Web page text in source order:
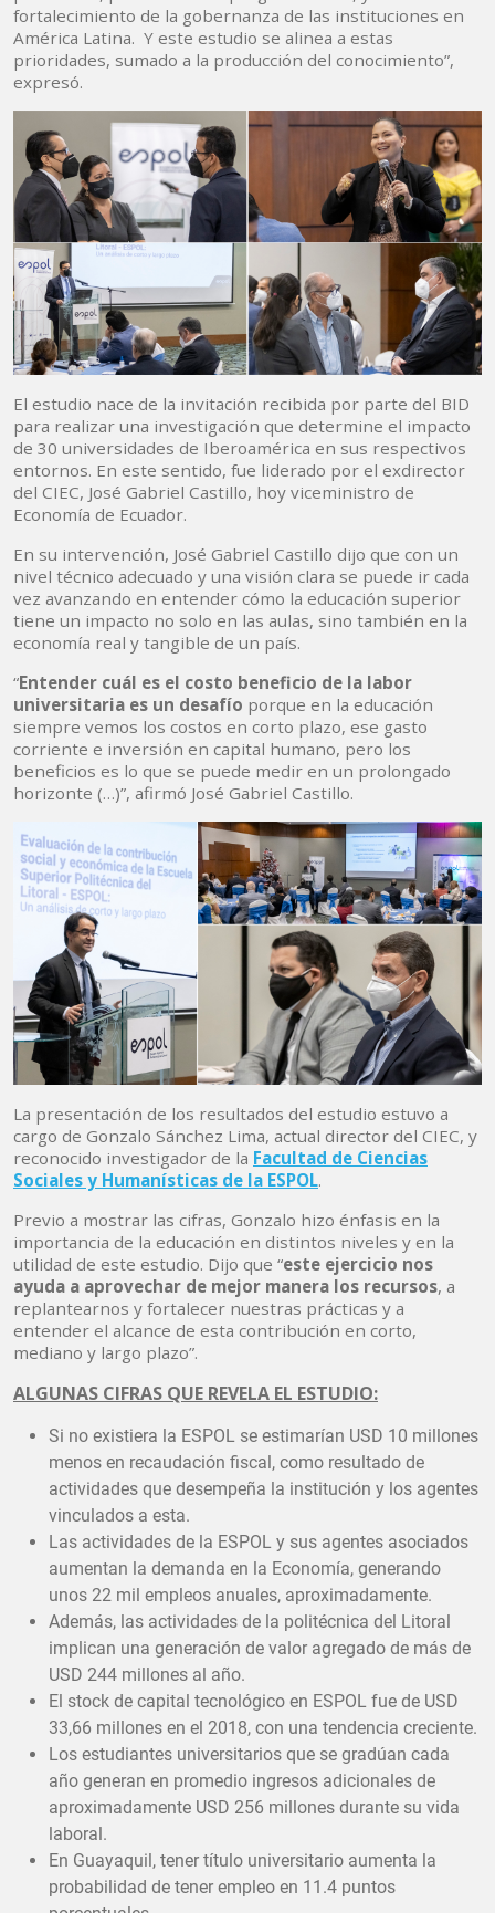
fortalecimiento de la gobernanza de las instituciones en
América Latina. Y este estudio se alinea a estas
prioridades, sumado a la producción del conocimiento”,
expresó.
El estudio nace de la invitación recibida por parte del BID
para realizar una investigación que determine el impacto
de 30 universidades de Iberoamérica en sus respectivos
entornos. En este sentido, fue liderado por el exdirector
del CIEC, José Gabriel Castillo, hoy viceministro de
Economía de Ecuador.
En su intervención, José Gabriel Castillo dijo que con un
nivel técnico adecuado y una visión clara se puede ir cada
vez avanzando en entender cómo la educación superior
tiene un impacto no solo en las aulas, sino también en la
economía real y tangible de un país.
“Entender cuál es el costo beneficio de la labor
universitaria es un desafío porque en la educación
siempre vemos los costos en corto plazo, ese gasto
corriente e inversión en capital humano, pero los
beneficios es lo que se puede medir en un prolongado
horizonte (…)”, afirmó José Gabriel Castillo.
La presentación de los resultados del estudio estuvo a
cargo de Gonzalo Sánchez Lima, actual director del CIEC, y
reconocido investigador de la Facultad de Ciencias
Sociales y Humanísticas de la ESPOL.
Previo a mostrar las cifras, Gonzalo hizo énfasis en la
importancia de la educación en distintos niveles y en la
utilidad de este estudio. Dijo que “este ejercicio nos
ayuda a aprovechar de mejor manera los recursos, a
replantearnos y fortalecer nuestras prácticas y a
entender el alcance de esta contribución en corto,
mediano y largo plazo”.
ALGUNAS CIFRAS QUE REVELA EL ESTUDIO:
Si no existiera la ESPOL se estimarían USD 10 millones
menos en recaudación fiscal, como resultado de
actividades que desempeña la institución y los agentes
vinculados a esta.
Las actividades de la ESPOL y sus agentes asociados
aumentan la demanda en la Economía, generando
unos 22 mil empleos anuales, aproximadamente.
Además, las actividades de la politécnica del Litoral
implican una generación de valor agregado de más de
USD 244 millones al año.
El stock de capital tecnológico en ESPOL fue de USD
33,66 millones en el 2018, con una tendencia creciente.
Los estudiantes universitarios que se gradúan cada
año generan en promedio ingresos adicionales de
aproximadamente USD 256 millones durante su vida
laboral.
En Guayaquil, tener título universitario aumenta la
probabilidad de tener empleo en 11.4 puntos